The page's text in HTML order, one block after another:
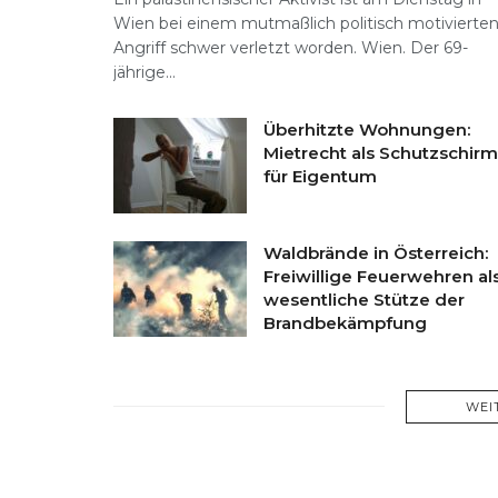
Wien bei einem mutmaßlich politisch motivierten
Angriff schwer verletzt worden. Wien. Der 69-
jährige...
Überhitzte Wohnungen:
Mietrecht als Schutzschirm
für Eigentum
Waldbrände in Österreich:
Freiwillige Feuerwehren
wesentliche Stütze der
Brandbekämpfung